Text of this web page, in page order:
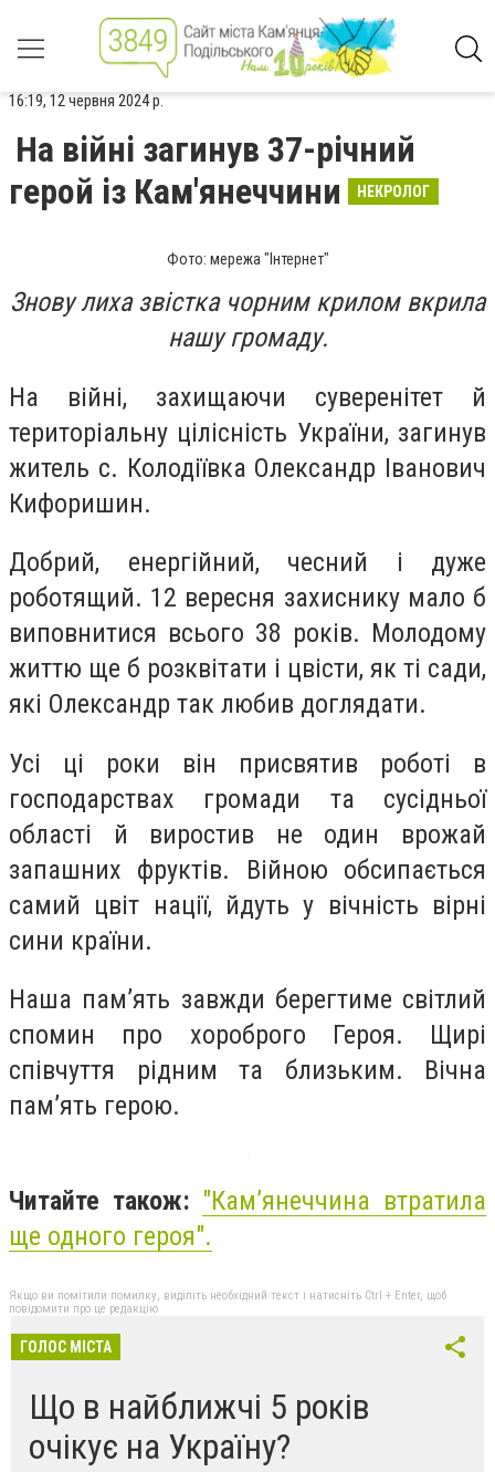
16:19, 12 червня 2024 р.
На війні загинув 37-річний
герой із Кам'янеччини
НЕКРОЛОГ
Фото: мережа "Інтернет"
Знову лиха звістка чорним крилом вкрила
нашу громаду.
На війні, захищаючи суверенітет й
територіальну цілісність України, загинув
житель с. Колодіївка Олександр Іванович
Кифоришин.
Добрий, енергійний, чесний і дуже
роботящий. 12 вересня захиснику мало б
виповнитися всього 38 років. Молодому
життю ще б розквітати і цвісти, як ті сади,
які Олександр так любив доглядати.
Усі ці роки він присвятив роботі в
господарствах громади та сусідньої
області й виростив не один врожай
запашних фруктів. Війною обсипається
самий цвіт нації, йдуть у вічність вірні
сини країни.
Наша пам’ять завжди берегтиме світлий
спомин про хороброго Героя. Щирі
співчуття рідним та близьким. Вічна
пам’ять герою.
Читайте також: "Камʼянеччина втратила
ще одного героя".
Якщо ви помітили помилку, виділіть необхідний текст і натисніть Ctrl + Enter, щоб
повідомити про це редакцію
ГОЛОС МІСТА
Що в найближчі 5 років
очікує на Україну?